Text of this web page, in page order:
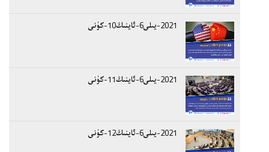
2021-يىلى6-ئاينىڭ10-كۈنى
2021-يىلى6-ئاينىڭ11-كۈنى
2021-يىلى6-ئاينىڭ12-كۈنى